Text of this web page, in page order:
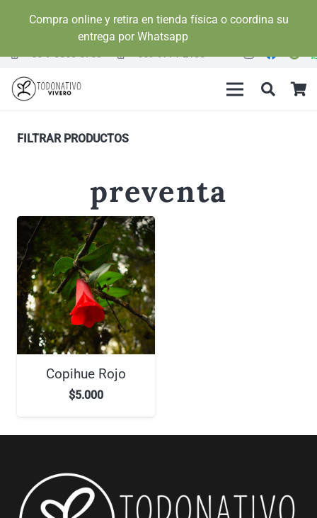
Compra online y retira en tienda física o coordina su
entrega por Whatsapp
+56 9 8863 0703 +569 9771 2130
FILTRAR PRODUCTOS
preventa
Copihue Rojo
$5.000